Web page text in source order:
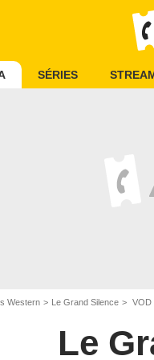
SÉRIES
Western Le Grand Silence VOD
Le